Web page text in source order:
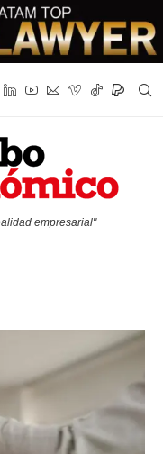
empresarial"